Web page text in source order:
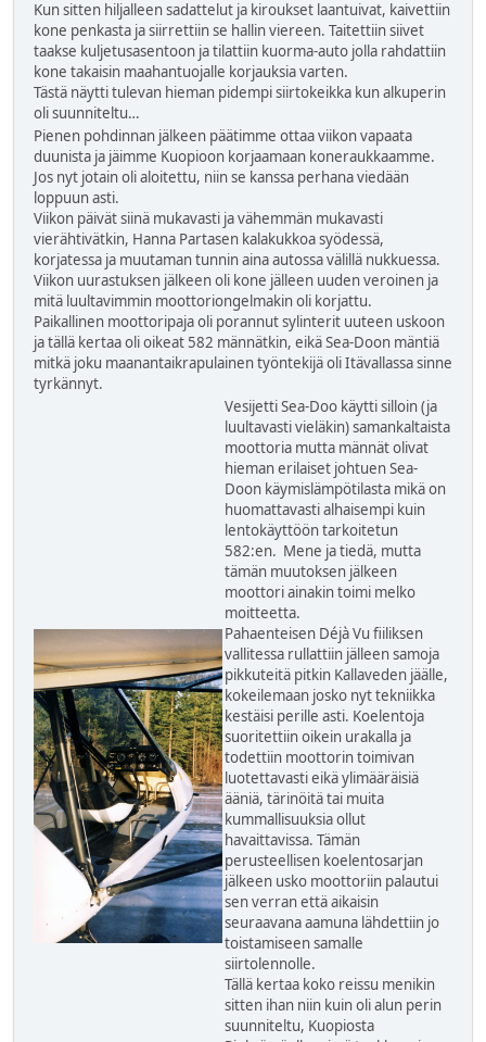
Kun sitten hiljalleen sadattelut ja kiroukset laantuivat, kaivettiin
kone penkasta ja siirrettiin se hallin viereen. Taitettiin siivet
taakse kuljetusasentoon ja tilattiin kuorma-auto jolla rahdattiin
kone takaisin maahantuojalle korjauksia varten.
Tästä näytti tulevan hieman pidempi siirtokeikka kun alkuperin
oli suunniteltu…
Pienen pohdinnan jälkeen päätimme ottaa viikon vapaata
duunista ja jäimme Kuopioon korjaamaan koneraukkaamme.
Jos nyt jotain oli aloitettu, niin se kanssa perhana viedään
loppuun asti.
Viikon päivät siinä mukavasti ja vähemmän mukavasti
vierähtivätkin, Hanna Partasen kalakukkoa syödessä,
korjatessa ja muutaman tunnin aina autossa välillä nukkuessa.
Viikon uurastuksen jälkeen oli kone jälleen uuden veroinen ja
mitä luultavimmin moottoriongelmakin oli korjattu.
Paikallinen moottoripaja oli porannut sylinterit uuteen uskoon
ja tällä kertaa oli oikeat 582 männätkin, eikä Sea-Doon mäntiä
mitkä joku maanantaikrapulainen työntekijä oli Itävallassa sinne
tyrkännyt.
Vesijetti Sea-Doo käytti silloin (ja
luultavasti vieläkin) samankaltaista
moottoria mutta männät olivat
hieman erilaiset johtuen Sea-
Doon käymislämpötilasta mikä on
huomattavasti alhaisempi kuin
lentokäyttöön tarkoitetun
582:en. Mene ja tiedä, mutta
tämän muutoksen jälkeen
moottori ainakin toimi melko
moitteetta.
Pahaenteisen Déjà Vu fiiliksen
vallitessa rullattiin jälleen samoja
pikkuteitä pitkin Kallaveden jäälle,
kokeilemaan josko nyt tekniikka
kestäisi perille asti. Koelentoja
suoritettiin oikein urakalla ja
todettiin moottorin toimivan
luotettavasti eikä ylimääräisiä
ääniä, tärinöitä tai muita
kummallisuuksia ollut
havaittavissa. Tämän
perusteellisen koelentosarjan
jälkeen usko moottoriin palautui
sen verran että aikaisin
seuraavana aamuna lähdettiin jo
toistamiseen samalle
siirtolennolle.
Tällä kertaa koko reissu menikin
sitten ihan niin kuin oli alun perin
suunniteltu, Kuopiosta